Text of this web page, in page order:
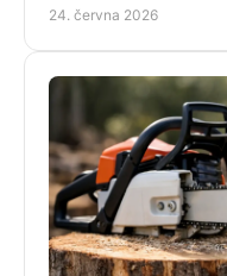
24. června 2026